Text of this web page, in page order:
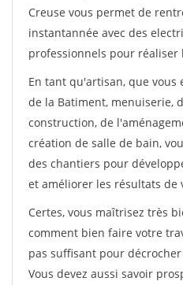
Creuse vous permet de
instantannée avec des
professionnels pour réaliser
En tant qu'artisan, que vous
de la Batiment, menuiserie,
construction, de
création de salle de bain,
des chantiers pour
et améliorer les résultats de
Certes, vous maîtrisez très
comment bien faire votre
pas suffisant pour
Vous devez aussi savoir